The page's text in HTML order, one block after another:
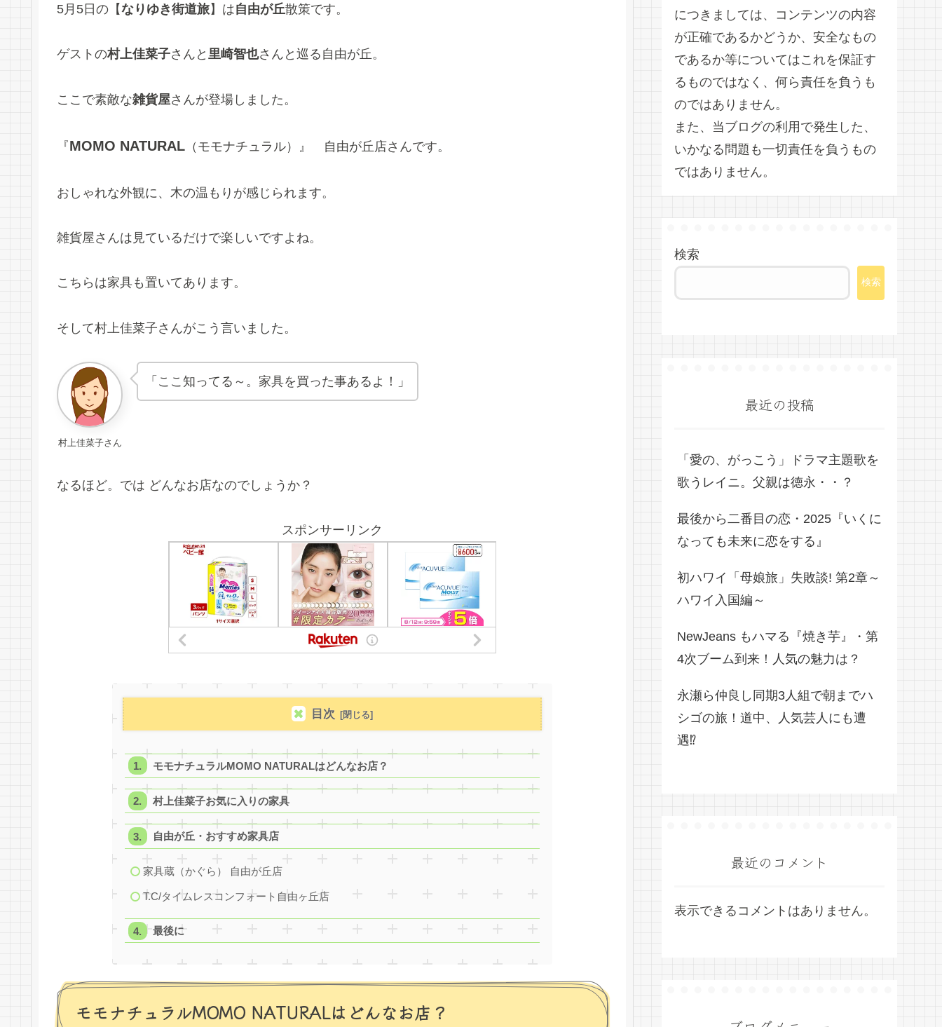
5月5日の【なりゆき街道旅】は自由が丘散策です。
ゲストの村上佳菜子さんと 里崎智也さんと巡る自由が丘。
ここで素敵な雑貨屋さんが登場しました。
『MOMO NATURAL （モモナチュラル）』 自由が丘店さんです。
おしゃれな外観に、木の温もりが感じられます。
雑貨屋さんは見ているだけで楽しいですよね。
こちらは家具も置いてあります。
そして村上佳菜子さんがこう言いました。
村上佳菜子さん
「ここ知ってる～。家具を買った事あるよ！」
なるほど。では どんなお店なのでしょうか？
スポンサーリンク
目次
モモナチュラルMOMO NATURALはどんなお店？
村上佳菜子お気に入りの家具
自由が丘・おすすめ家具店
家具蔵（かぐら） 自由が丘店
T.C/タイムレスコンフォート自由ヶ丘店
最後に
モモナチュラルMOMO NATURALはどんなお店？
につきましては、コンテンツの内容
が正確であるかどうか、安全なもの
であるか等についてはこれを保証す
るものではなく、何ら責任を負うも
のではありません。
また、当ブログの利用で発生した、
いかなる問題も一切責任を負うもの
ではありません。
検索
検索
最近の投稿
「愛の、がっこう」ドラマ主題歌を
歌うレイニ。父親は徳永・・？
最後から二番目の恋・2025『いくに
なっても未来に恋をする』
初ハワイ「母娘旅」失敗談! 第2章～
ハワイ入国編～
NewJeans もハマる『焼き芋』・第
4次ブーム到来！人気の魅力は？
永瀬ら仲良し同期3人組で朝までハ
シゴの旅！道中、人気芸人にも遭
遇⁉
最近のコメント
表示できるコメントはありません。